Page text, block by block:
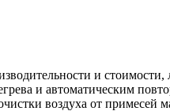
и
и автоматическим
воздуха от примесей